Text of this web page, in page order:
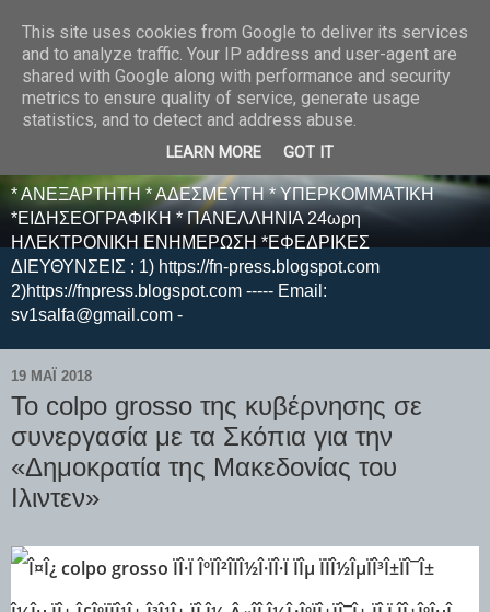
E F E N P R E S S -
ΗΛΕΚΤΡΟΝΙΚΗ
ΕΦΗΜΕΡΙΔΑ
* ΑΝΕΞΑΡΤΗΤΗ * ΑΔΕΣΜΕΥΤΗ * ΥΠΕΡΚΟΜΜΑΤΙΚΗ
*ΕΙΔΗΣΕΟΓΡΑΦΙΚΗ * ΠΑΝΕΛΛΗΝΙΑ 24ωρη
ΗΛΕΚΤΡΟΝΙΚΗ ΕΝΗΜΕΡΩΣΗ *ΕΦΕΔΡΙΚΕΣ
ΔΙΕΥΘΥΝΣΕΙΣ : 1) https://fn-press.blogspot.com
2)https://fnpress.blogspot.com ----- Email:
sv1salfa@gmail.com -
19 ΜΑΪ́ 2018
Το colpo grosso της κυβέρνησης σε
συνεργασία με τα Σκόπια για την
«Δημοκρατία της Μακεδονίας του
Ιλιντεν»
This site uses cookies from Google to deliver its services
and to analyze traffic. Your IP address and user-agent are
shared with Google along with performance and security
metrics to ensure quality of service, generate usage
statistics, and to detect and address abuse.
LEARN MORE GOT IT